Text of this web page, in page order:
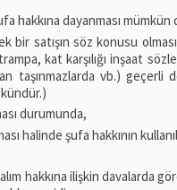
hakkına dayanması mümkün
bir satışın söz konusu
kat karşılığı inşaat
taşınmazlarda vb.) geçerli
durumunda,
halinde şufa hakkının
hakkına ilişkin davalarda